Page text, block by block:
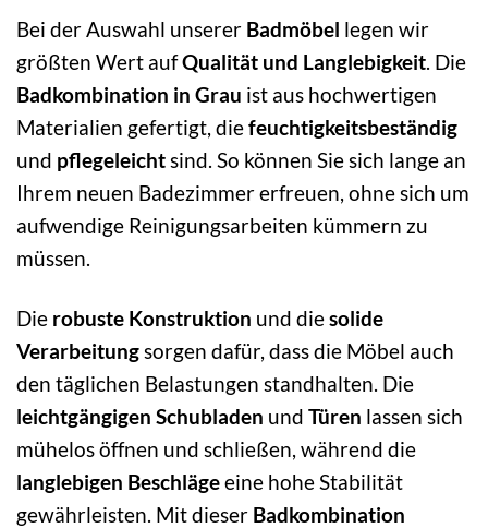
Bei der Auswahl unserer Badmöbel legen wir
größten Wert aufQualität und Langlebigkeit. Die
Badkombination in Grau ist aus hochwertigen
Materialien gefertigt, diefeuchtigkeitsbeständig
und pflegeleichtsind. So können Sie sich lange an
Ihrem neuen Badezimmer erfreuen, ohne sich um
aufwendige Reinigungsarbeiten kümmern zu
müssen.
Die robuste Konstruktion und diesolide
Verarbeitungsorgen dafür, dass die Möbel auch
den täglichen Belastungen standhalten. Die
leichtgängigen Schubladen und Türen lassen sich
mühelos öffnen und schließen, während die
langlebigen Beschlägeeine hohe Stabilität
gewährleisten. Mit dieser Badkombination